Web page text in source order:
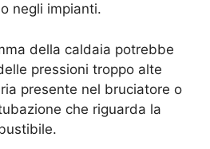
negli impianti.
della caldaia potrebbe
pressioni troppo alte
presente nel bruciatore o
che riguarda la